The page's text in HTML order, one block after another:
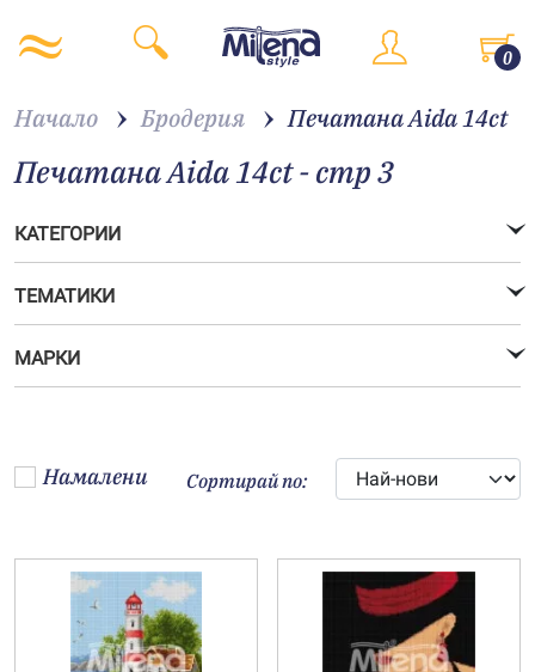
0
Начало Бродерия Печатана Aida 14ct
Печатана Aida 14ct - стр 3
КАТЕГОРИИ
ТЕМАТИКИ
МАРКИ
Намалени Сортирай по: